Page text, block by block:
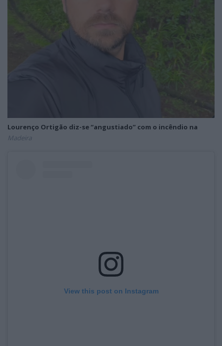
Lourenço Ortigão diz-se “angustiado” com o incêndio na
Madeira
View this post on Instagram